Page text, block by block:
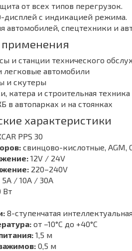
от всех типов перегрузок.
дисплей с индикацией режима.
автомобилей, спецтехники и
применения
и станции технического
легковые автомобили
и скутеры
катера и строительная техника
в автопарках и на стоянках
характеристики
PPS 30
свинцово-кислотные, AGM,
12V / 24V
220–240V
5A / 10A / 30A
Вт
8-ступенчатая
от –10°C до +40°C
1,5 м
0,5 м